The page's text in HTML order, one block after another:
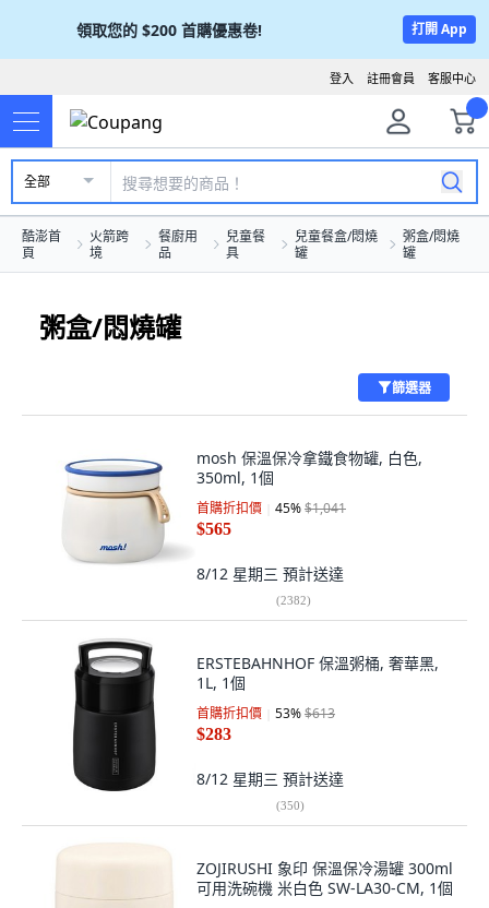
領取您的 $200 首購優惠卷! 打開 App
客服中心
註冊會員
登入
全部
酷澎首
頁
火箭跨
境
餐廚用
品
兒童餐
具
兒童餐盒/悶燒
罐
粥盒/悶燒
罐
粥盒/悶燒罐
篩選器
mosh 保溫保冷拿鐵食物罐, 白色,
350ml, 1個
首購折扣價 45%$1,041
$565
8/12 星期三 預計送達
(2382)
ERSTEBAHNHOF 保溫粥桶, 奢華黑,
1L, 1個
首購折扣價 53%$613
$283
8/12 星期三 預計送達
(350)
ZOJIRUSHI 象印 保溫保冷湯罐 300ml
可用洗碗機 米白色 SW-LA30-CM, 1個